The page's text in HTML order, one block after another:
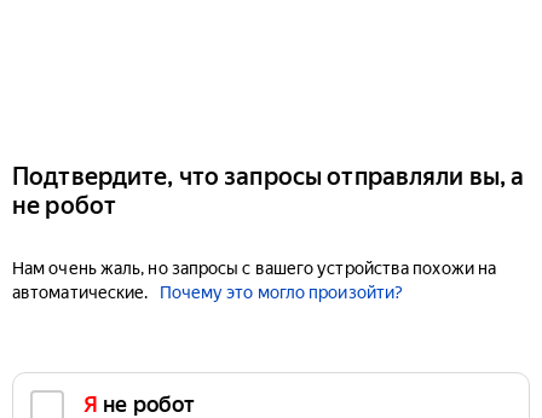
Подтвердите, что запросы отправляли вы, а
не робот
Нам очень жаль, но запросы с вашего устройства похожи на
автоматические.
Почему это могло произойти?
Я не робот